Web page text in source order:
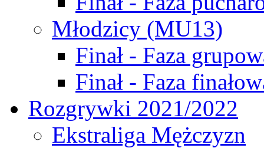
Młodzicy (MU13)
Finał - Faza
Finał - Faza
Rozgrywki 2021/2022
Ekstraliga Mężczyzn